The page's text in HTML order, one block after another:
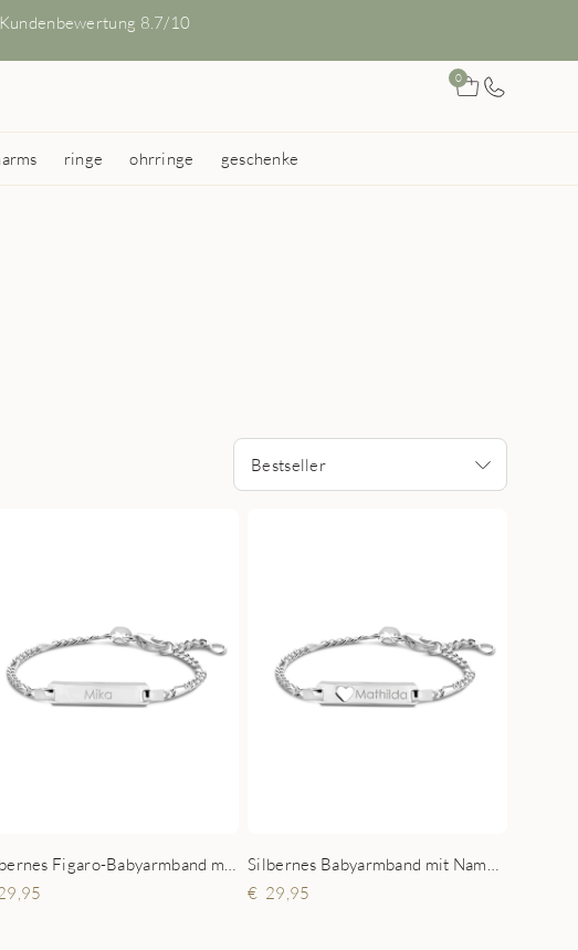
Kundenbewertung 8.7/10
0
ringe ohrringe
geschenke
Bestseller
29,95